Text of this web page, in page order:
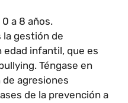
a 8 años.
la gestión de
infantil, que es
Téngase en
agresiones
de la prevención a